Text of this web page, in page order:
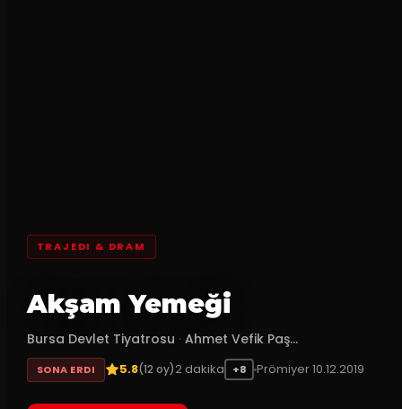
TRAJEDI & DRAM
Akşam Yemeği
Bursa Devlet Tiyatrosu · Ahmet Vefik Paş...
SONA ERDI 5.8(12 oy)2 dakika +8 Prömiyer10.12.2019